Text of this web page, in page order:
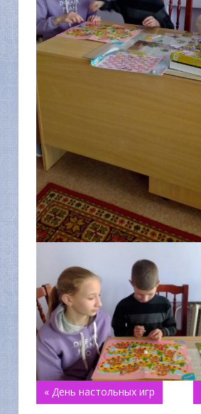
Навигация
« День настольных игр